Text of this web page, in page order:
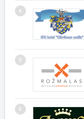
4
5
6